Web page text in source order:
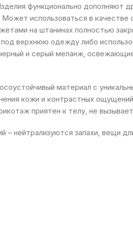
функционально дополняют
использоваться в
на штанинах полностью
верхнюю одежду либо
и серый меланж,
материал с
кожи и контрастных
приятен к телу, не
нейтрализуются запахи, вещи